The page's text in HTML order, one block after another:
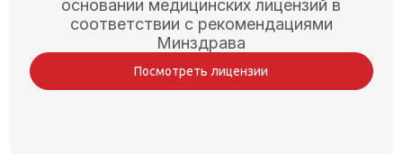
основании медицинских лицензий в
соответствии с рекомендациями
Минздрава
Посмотреть лицензии